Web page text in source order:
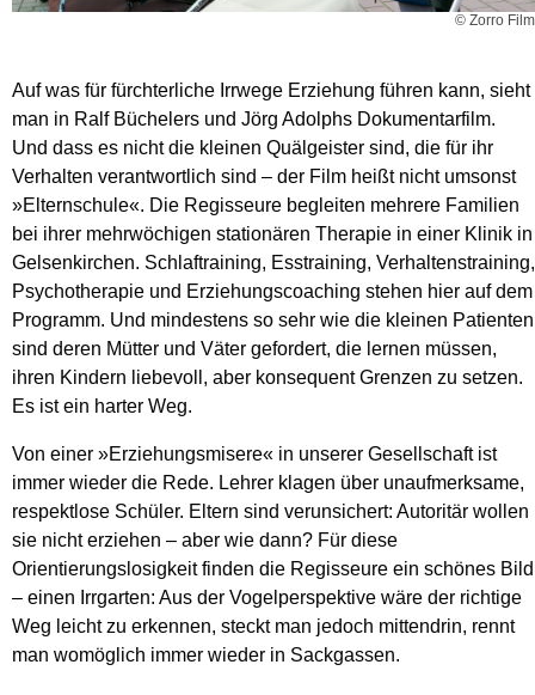
© Zorro Film
Auf was für fürchterliche Irrwege Erziehung führen kann, sieht
man in Ralf Büchelers und Jörg Adolphs Dokumentarfilm.
Und dass es nicht die kleinen Quälgeister sind, die für ihr
Verhalten verantwortlich sind – der Film heißt nicht umsonst
»Elternschule«. Die Regisseure begleiten mehrere Familien
bei ihrer mehrwöchigen stationären Therapie in einer Klinik in
Gelsenkirchen. Schlaftraining, Esstraining, Verhaltenstraining,
Psychotherapie und Erziehungscoaching stehen hier auf dem
Programm. Und mindestens so sehr wie die kleinen Patienten
sind deren Mütter und Väter gefordert, die lernen müssen,
ihren Kindern liebevoll, aber konsequent Grenzen zu setzen.
Es ist ein harter Weg.
Von einer »Erziehungsmisere« in unserer Gesellschaft ist
immer wieder die Rede. Lehrer klagen über unaufmerksame,
respektlose Schüler. Eltern sind verunsichert: Autoritär wollen
sie nicht erziehen – aber wie dann? Für diese
Orientierungslosigkeit finden die Regisseure ein schönes Bild
– einen Irrgarten: Aus der Vogelperspektive wäre der richtige
Weg leicht zu erkennen, steckt man jedoch mittendrin, rennt
man womöglich immer wieder in Sackgassen.